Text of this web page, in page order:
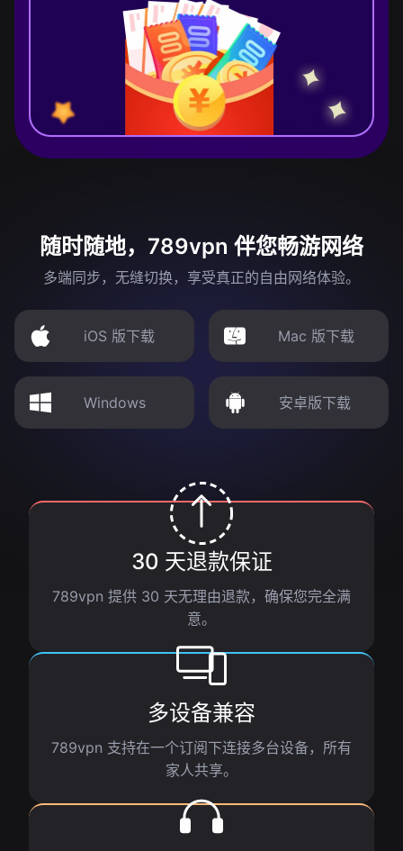
随时随地，789vpn 伴您畅游网络
多端同步，无缝切换，享受真正的自由网络体验。
iOS 版下载 Mac 版下载
Windows 安卓版下载
30 天退款保证
789vpn 提供 30 天无理由退款，确保您完全满
意。
多设备兼容
789vpn 支持在一个订阅下连接多台设备，所有
家人共享。